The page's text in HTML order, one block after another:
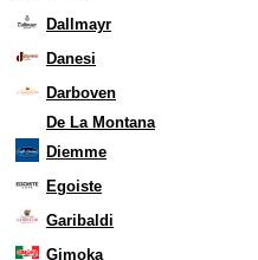
Dallmayr
Danesi
Darboven
De La Montana
Diemme
Egoiste
Garibaldi
Gimoka